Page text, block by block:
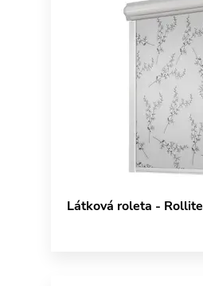
Látková roleta - Rollite